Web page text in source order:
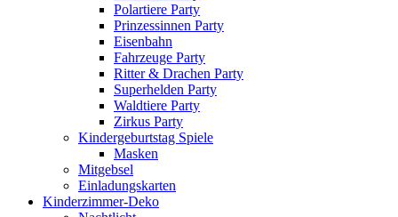
Polartiere Party
Prinzessinnen Party
Eisenbahn
Fahrzeuge Party
Ritter & Drachen Party
Superhelden Party
Waldtiere Party
Zirkus Party
Kindergeburtstag Spiele
Masken
Mitgebsel
Einladungskarten
Kinderzimmer-Deko